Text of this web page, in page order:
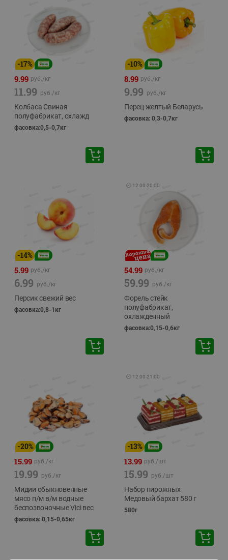
-17%
9.99 руб./кг
11.99 руб./кг
Колбаса Свиная
полуфабрикат, охлажд
фасовка:0,5-0,7кг
-10%
8.99 руб./кг
9.99 руб./кг
Перец желтый Беларусь
фасовка: 0,3-0,7кг
-14%
5.99 руб./кг
6.99 руб./кг
Персик свежий вес
фасовка:0,8-1кг
🕘 12:00-20:00
54.99 руб./кг
59.99 руб./кг
Форель стейк
полуфабрикат,
охлажденный
фасовка:0,15-0,6кг
-20%
15.99 руб./кг
19.99 руб./кг
Мидии обыкновенные
мясо п/м в/м водные
беспозвоночные Vici вес
фасовка: 0,15-0,65кг
🕘 12:00-21:00
-13%
13.99 руб./шт
15.99 руб./шт
Набор пирожных
Медовый бархат 580 г
580г